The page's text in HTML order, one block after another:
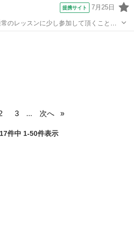
提携サイト 7月25日
のレッスンに少し参加して頂くことに
3 ... 次へ
件中 1-50件表示